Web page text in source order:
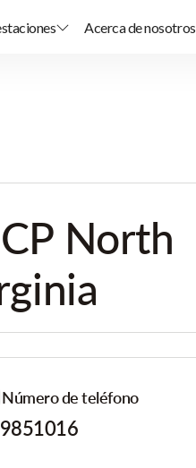
Acerca de nosotros
North
Número de teléfono